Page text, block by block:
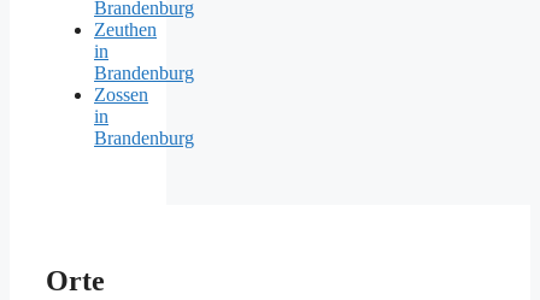
Brandenburg
Zeuthen
in
Brandenburg
Zossen
in
Brandenburg
Orte